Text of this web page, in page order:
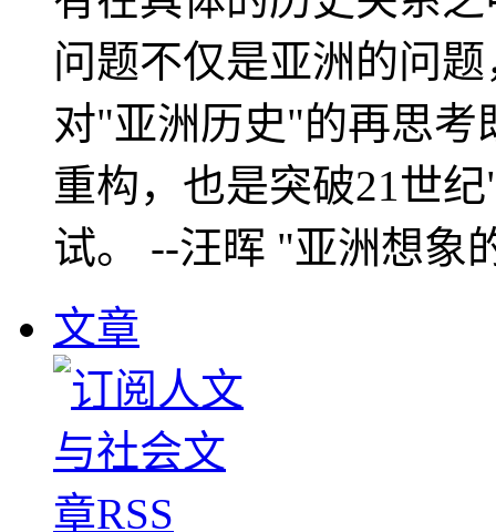
问题不仅是亚洲的问
对"亚洲历史"的再思考
重构，也是突破21世
试。 --汪晖 "亚洲想象
文章